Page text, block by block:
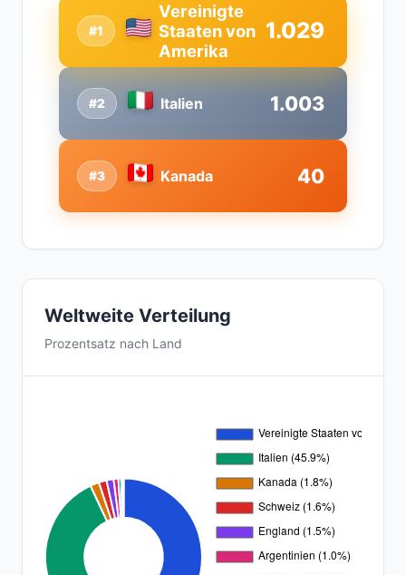
#2 Italien 1.003
#1
Vereinigte
Staaten von
Amerika
1.029
#3 Kanada 40
Weltweite Verteilung
Prozentsatz nach Land